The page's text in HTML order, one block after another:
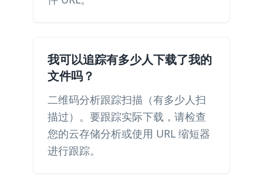
我可以追踪有多少人下载了我的
文件吗？
二维码分析跟踪扫描（有多少人扫
描过）。要跟踪实际下载，请检查
您的云存储分析或使用 URL 缩短器
进行跟踪。